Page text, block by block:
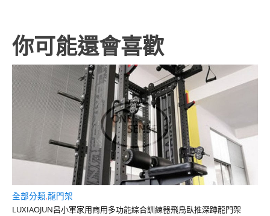
你可能還會喜歡
全部分類,龍門架
LUXIAOJUN呂小軍家用商用多功能綜合訓練器飛鳥臥推深蹲龍門架